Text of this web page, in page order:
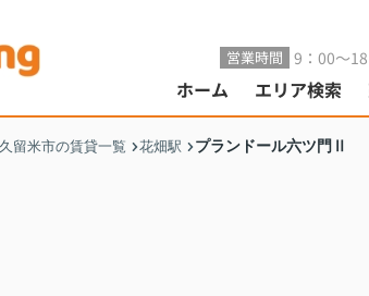
営業時間 9：00～
ホーム エリア検索
久留米市の賃貸一覧 花畑駅 プランドール六ツ門Ⅱ